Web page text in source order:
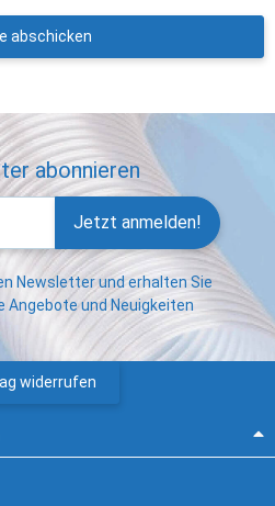
abschicken
abonnieren
Jetzt anmelden!
Newsletter und erhalten Sie
Angebote und Neuigkeiten
widerrufen